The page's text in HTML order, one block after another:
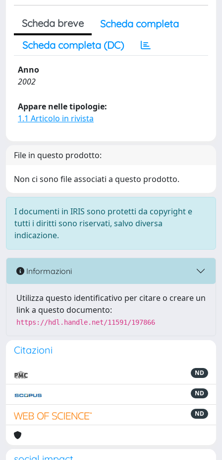
Scheda breve
Scheda completa
Scheda completa (DC)
Anno
2002
Appare nelle tipologie:
1.1 Articolo in rivista
File in questo prodotto:
Non ci sono file associati a questo prodotto.
I documenti in IRIS sono protetti da copyright e
tutti i diritti sono riservati, salvo diversa
indicazione.
Informazioni
Utilizza questo identificativo per citare o creare un
link a questo documento:
https://hdl.handle.net/11591/197866
Citazioni
ND
ND
ND